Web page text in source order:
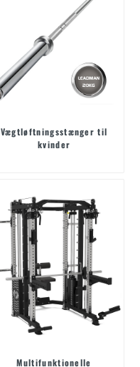
Vægtløftningsstænger til
kvinder
Multifunktionelle